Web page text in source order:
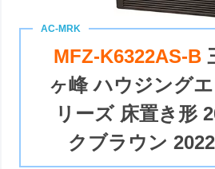
MFZ-K6322AS-B
ヶ峰 ハウジング
リーズ 床置き形
クブラウン